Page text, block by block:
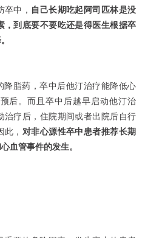
中， 自己长期吃起阿司匹林是没
，到底要不要吃还是得医生根据卒
降脂药，卒中后他汀治疗能降低心
后。而且卒中后越早启动他汀治
治疗后，住院期间或者出院后自行
， 对非心源性卒中患者推荐长期
血管事件的发生。